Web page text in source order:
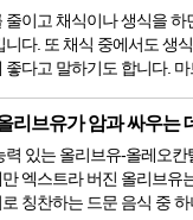
줄이고 채식이나 생식을
니다. 또 채식 중에서도 생
좋다고 말하기도 합니다. 마
리브유가 암과 싸우는
력 있는 올리브유-올레오
엑스트라 버진 올리브유
칭찬하는 드문 음식 중 하